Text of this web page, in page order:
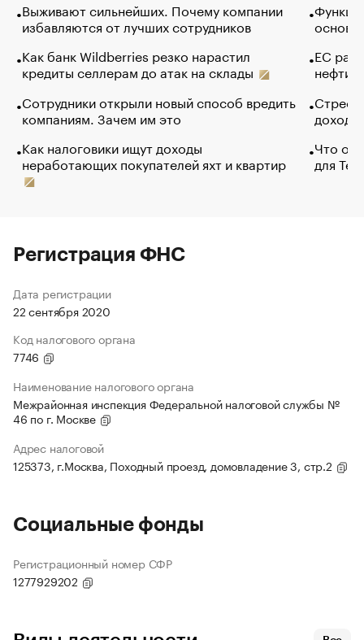
Выживают сильнейших. Почему компании
избавляются от лучших сотрудников
Как банк Wildberries резко нарастил
кредиты селлерам до атак на склады
Сотрудники открыли новый способ вредить
компаниям. Зачем им это
Как налоговики ищут доходы
неработающих покупателей яхт и квартир
основ
ЕС
нефти
Что
для
Регистрация ФНС
Дата регистрации
22 сентября 2020
Код налогового органа
7746
Наименование налогового органа
Межрайонная инспекция Федеральной налоговой службы №
46 по г. Москве
Адрес налоговой
125373, г.Москва, Походный проезд, домовладение 3, стр.2
Социальные фонды
Регистрационный номер СФР
1277929202